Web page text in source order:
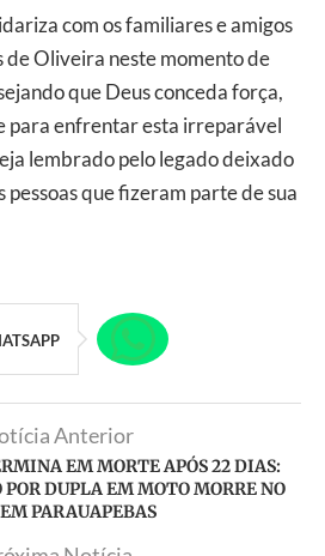
com os familiares e amigos
Oliveira neste momento de
que Deus conceda força,
para enfrentar esta irreparável
lembrado pelo legado deixado
pessoas que fizeram parte de sua
Anterior
EM MORTE APÓS 22 DIAS:
POR DUPLA EM MOTO MORRE NO
PARAUAPEBAS